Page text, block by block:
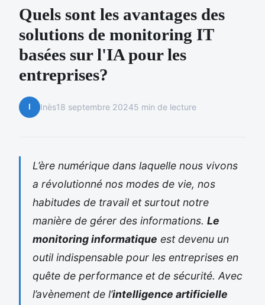
Quels sont les avantages des
solutions de monitoring IT
basées sur l'IA pour les
entreprises?
I Inès18 septembre 20245 min de lecture
L’ère numérique dans laquelle nous vivons
a révolutionné nos modes de vie, nos
habitudes de travail et surtout notre
manière de gérer des informations. Le
monitoring informatique est devenu un
outil indispensable pour les entreprises en
quête de performance et de sécurité. Avec
l’avènement de l’intelligence artificielle